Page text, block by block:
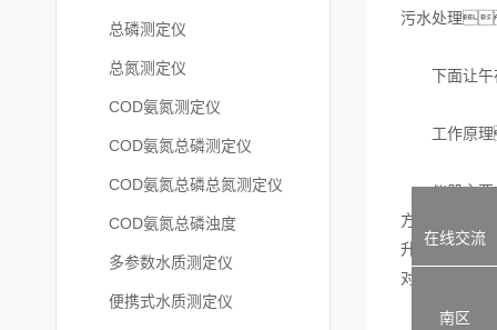
总磷测定仪
总氮测定仪
COD氨氮测定仪
COD氨氮总磷测定仪
COD氨氮总磷总氮测定仪
COD氨氮总磷浊度
多参数水质测定仪
便携式水质测定仪
污水处理
下面让午夜
工作原
仪器主要
方式将热量
升高，加
对样品的消
在线交流
南区